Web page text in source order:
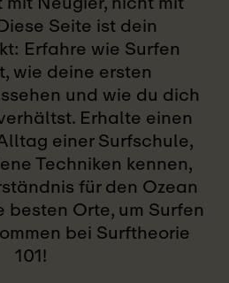
Seite ist dein
Erfahre wie Surfen
wie deine ersten
und wie du dich
Erhalte einen
einer Surfschule,
Techniken kennen,
für den Ozean
Orte, um Surfen
bei Surftheorie
101!